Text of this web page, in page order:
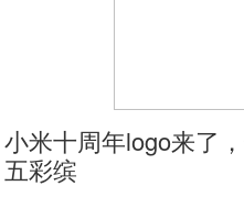
小米十周年logo来了
五彩缤